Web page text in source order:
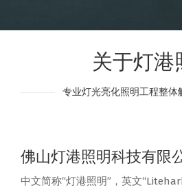
关于灯港
专业灯光亮化照明工程整体
佛山灯港照明科技有限
中文简称“灯港照明”，英文